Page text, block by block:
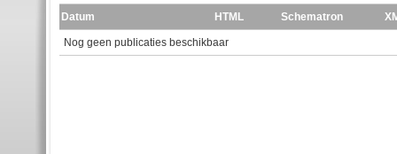
Nog geen publicaties beschikbaar
Datum HTML Schematron